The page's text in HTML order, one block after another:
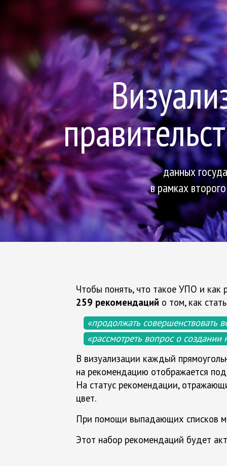
данных
в рамках
Чтобы понять, что такое УПО и как
259 рекомендаций о том, как
«продолжать совершенствовать
«рассмотреть вопрос о
В визуализации каждый
на рекомендацию отображается
На статус рекомендации,
цвет.
При помощи выпадающих списков
Этот набор рекомендаций будет